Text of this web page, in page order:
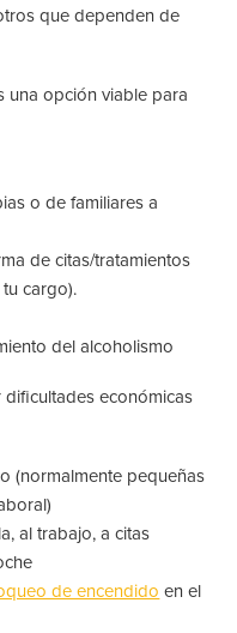
que dependen de
una opción viable para
o de familiares a
de citas/tratamientos
cargo).
del alcoholismo
dificultades económicas
(normalmente pequeñas
al trabajo, a citas
de encendido en el